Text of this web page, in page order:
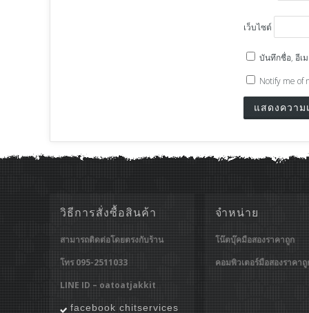
เว็บไซต์
บันทึกชื่อ, อีเ
Notify me of
วิธีการสั่งซื้อสินค้า
สามารถติดต่อโดยตรงกับร้าน
โทร 095-2511033
LINE ID – oatoatjakkit
facebook chitservices
จำหน่าย
โน๊ตบุ๊คมือสองราคาถูก
คอมพิวเตอร์มือสองราคาถู